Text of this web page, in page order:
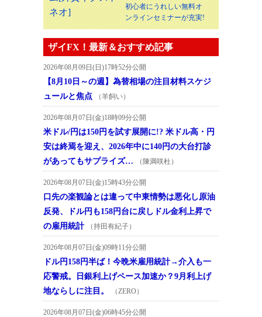
初心者にうれしい無料オ
ンラインセミナーが充実!
ザイFX！最新＆おすすめ記事
2026年08月09日(日)17時52分公開
【8月10日～の週】為替相場の注目材料スケジ
ュールと焦点
（羊飼い）
2026年08月07日(金)18時09分公開
米ドル/円は150円を試す展開に!? 米ドル高・円
安は終焉を迎え、2026年中に140円の大台打診
があってもサプライズ…
（陳満咲杜）
2026年08月07日(金)15時43分公開
口先の楽観論とは違って中東情勢は悪化し原油
反発、ドル円も158円台に戻しドル金利上昇で
の雇用統計
（持田有紀子）
2026年08月07日(金)09時11分公開
ドル円158円半ば！今晩米雇用統計→介入も一
応警戒。日銀利上げペース加速か？9月利上げ
地ならしに注目。
（ZERO）
2026年08月07日(金)06時45分公開